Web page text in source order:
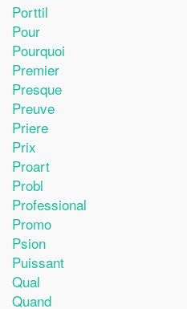
Porttil
Pour
Pourquoi
Premier
Presque
Preuve
Priere
Prix
Proart
Probl
Professional
Promo
Psion
Puissant
Qual
Quand